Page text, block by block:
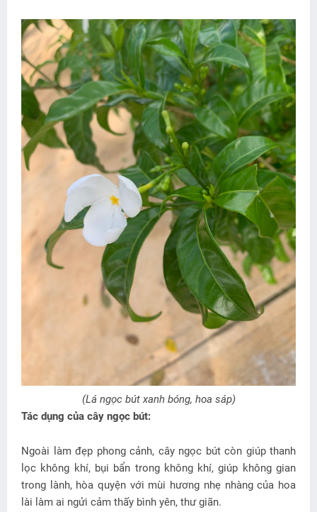
(Lá ngọc bút xanh bóng, hoa sáp)
Tác dụng của cây ngọc bút:
Ngoài làm đẹp phong cảnh, cây ngọc bút còn giúp thanh
lọc không khí, bụi bẩn trong không khí, giúp không gian
trong lành, hòa quyện với mùi hương nhẹ nhàng của hoa
lài làm ai ngửi cảm thấy bình yên, thư giãn.